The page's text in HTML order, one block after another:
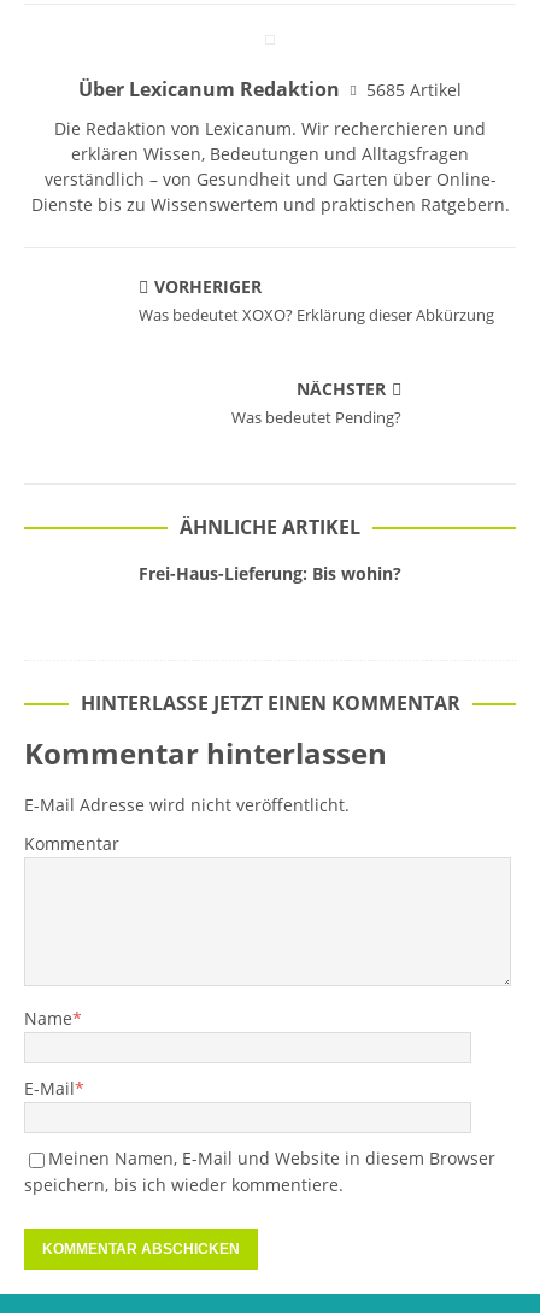
Über Lexicanum Redaktion
5685 Artikel
Die Redaktion von Lexicanum. Wir recherchieren und
erklären Wissen, Bedeutungen und Alltagsfragen
verständlich – von Gesundheit und Garten über Online-
Dienste bis zu Wissenswertem und praktischen Ratgebern.
VORHERIGER
Was bedeutet XOXO? Erklärung dieser Abkürzung
NÄCHSTER
Was bedeutet Pending?
ÄHNLICHE ARTIKEL
Frei-Haus-Lieferung: Bis wohin?
HINTERLASSE JETZT EINEN KOMMENTAR
Kommentar hinterlassen
E-Mail Adresse wird nicht veröffentlicht.
Kommentar
Name*
E-Mail*
Meinen Namen, E-Mail und Website in diesem Browser
speichern, bis ich wieder kommentiere.